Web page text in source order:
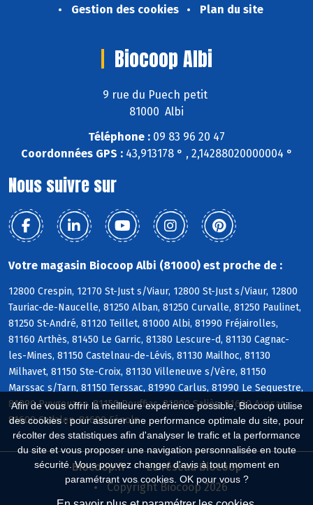
Afin de vous offrir la meilleure expérience possible, Biocoop utilise
des cookies : pour assurer une performance optimale du site, pour
récolter des statistiques afin d'analyser le trafic et la performance
du site et vous proposer une navigation personnalisée en toute
sécurité. Vous pouvez changer d'avis à tout moment en
paramétrant vos cookies. OK pour vous ?
Gestion des cookies
Plan du site
Biocoop Albi
9 rue du Puech petit
81000 Albi
Téléphone : 09 83 96 20 47
Coordonnées GPS :43,913178 ° , 2,14288020000004 °
Nous suivre sur
Votre magasin Biocoop Albi (81000) est proche de :
12800 Crespin, 12170 St-Just s/Viaur, 12800 St-Just s/Viaur, 12800
Tauriac-de-Naucelle, 81250 Alban, 81250 Curvalle, 81250 Paulinet,
81250 St-André, 81120 Teillet, 81000 Albi, 81990 Fréjairolles,
81160 Arthès, 81450 Le Garric, 81380 Lescure-d, 81130 Cagnac-
les-Mines, 81150 Castelnau-de-Lévis, 81130 Mailhoc, 81130
Milhavet, 81150 Ste-Croix, 81130 Villeneuve s/Vère, 81150
Marssac s/Tarn, 81150 Terssac, 81990 Carlus, 81990 Le Sequestre,
81990 Puygouzon, 81150 Rouffiac, 81990 Saliès, 81600 Aussac,
81600 Cadalen, 81600 Fénols
Biocoop.fr
Le réseau Biocoop
Copyright Biocoop 2026